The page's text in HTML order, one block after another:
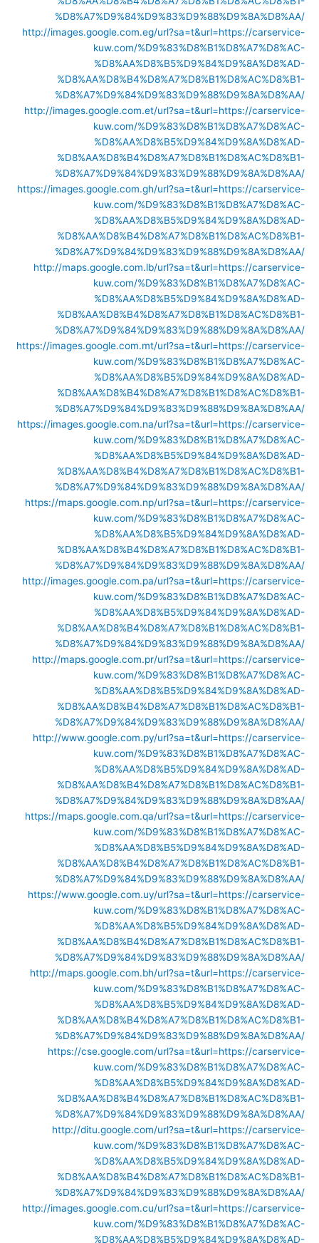
%D8%A7%D9%84%D9%83%D9%88%D9%8A%D8%AA/
http://images.google.com.eg/url?sa=t&url=https://carservice-
kuw.com/%D9%83%D8%B1%D8%A7%D8%AC-
%D8%AA%D8%B5%D9%84%D9%8A%D8%AD-
%D8%AA%D8%B4%D8%A7%D8%B1%D8%AC%D8%B1-
%D8%A7%D9%84%D9%83%D9%88%D9%8A%D8%AA/
http://images.google.com.et/url?sa=t&url=https://carservice-
kuw.com/%D9%83%D8%B1%D8%A7%D8%AC-
%D8%AA%D8%B5%D9%84%D9%8A%D8%AD-
%D8%AA%D8%B4%D8%A7%D8%B1%D8%AC%D8%B1-
%D8%A7%D9%84%D9%83%D9%88%D9%8A%D8%AA/
https://images.google.com.gh/url?sa=t&url=https://carservice-
kuw.com/%D9%83%D8%B1%D8%A7%D8%AC-
%D8%AA%D8%B5%D9%84%D9%8A%D8%AD-
%D8%AA%D8%B4%D8%A7%D8%B1%D8%AC%D8%B1-
%D8%A7%D9%84%D9%83%D9%88%D9%8A%D8%AA/
http://maps.google.com.lb/url?sa=t&url=https://carservice-
kuw.com/%D9%83%D8%B1%D8%A7%D8%AC-
%D8%AA%D8%B5%D9%84%D9%8A%D8%AD-
%D8%AA%D8%B4%D8%A7%D8%B1%D8%AC%D8%B1-
%D8%A7%D9%84%D9%83%D9%88%D9%8A%D8%AA/
https://images.google.com.mt/url?sa=t&url=https://carservice-
kuw.com/%D9%83%D8%B1%D8%A7%D8%AC-
%D8%AA%D8%B5%D9%84%D9%8A%D8%AD-
%D8%AA%D8%B4%D8%A7%D8%B1%D8%AC%D8%B1-
%D8%A7%D9%84%D9%83%D9%88%D9%8A%D8%AA/
https://images.google.com.na/url?sa=t&url=https://carservice-
kuw.com/%D9%83%D8%B1%D8%A7%D8%AC-
%D8%AA%D8%B5%D9%84%D9%8A%D8%AD-
%D8%AA%D8%B4%D8%A7%D8%B1%D8%AC%D8%B1-
%D8%A7%D9%84%D9%83%D9%88%D9%8A%D8%AA/
https://maps.google.com.np/url?sa=t&url=https://carservice-
kuw.com/%D9%83%D8%B1%D8%A7%D8%AC-
%D8%AA%D8%B5%D9%84%D9%8A%D8%AD-
%D8%AA%D8%B4%D8%A7%D8%B1%D8%AC%D8%B1-
%D8%A7%D9%84%D9%83%D9%88%D9%8A%D8%AA/
http://images.google.com.pa/url?sa=t&url=https://carservice-
kuw.com/%D9%83%D8%B1%D8%A7%D8%AC-
%D8%AA%D8%B5%D9%84%D9%8A%D8%AD-
%D8%AA%D8%B4%D8%A7%D8%B1%D8%AC%D8%B1-
%D8%A7%D9%84%D9%83%D9%88%D9%8A%D8%AA/
http://maps.google.com.pr/url?sa=t&url=https://carservice-
kuw.com/%D9%83%D8%B1%D8%A7%D8%AC-
%D8%AA%D8%B5%D9%84%D9%8A%D8%AD-
%D8%AA%D8%B4%D8%A7%D8%B1%D8%AC%D8%B1-
%D8%A7%D9%84%D9%83%D9%88%D9%8A%D8%AA/
http://www.google.com.py/url?sa=t&url=https://carservice-
kuw.com/%D9%83%D8%B1%D8%A7%D8%AC-
%D8%AA%D8%B5%D9%84%D9%8A%D8%AD-
%D8%AA%D8%B4%D8%A7%D8%B1%D8%AC%D8%B1-
%D8%A7%D9%84%D9%83%D9%88%D9%8A%D8%AA/
https://maps.google.com.qa/url?sa=t&url=https://carservice-
kuw.com/%D9%83%D8%B1%D8%A7%D8%AC-
%D8%AA%D8%B5%D9%84%D9%8A%D8%AD-
%D8%AA%D8%B4%D8%A7%D8%B1%D8%AC%D8%B1-
%D8%A7%D9%84%D9%83%D9%88%D9%8A%D8%AA/
https://www.google.com.uy/url?sa=t&url=https://carservice-
kuw.com/%D9%83%D8%B1%D8%A7%D8%AC-
%D8%AA%D8%B5%D9%84%D9%8A%D8%AD-
%D8%AA%D8%B4%D8%A7%D8%B1%D8%AC%D8%B1-
%D8%A7%D9%84%D9%83%D9%88%D9%8A%D8%AA/
http://maps.google.com.bh/url?sa=t&url=https://carservice-
kuw.com/%D9%83%D8%B1%D8%A7%D8%AC-
%D8%AA%D8%B5%D9%84%D9%8A%D8%AD-
%D8%AA%D8%B4%D8%A7%D8%B1%D8%AC%D8%B1-
%D8%A7%D9%84%D9%83%D9%88%D9%8A%D8%AA/
https://cse.google.com/url?sa=t&url=https://carservice-
kuw.com/%D9%83%D8%B1%D8%A7%D8%AC-
%D8%AA%D8%B5%D9%84%D9%8A%D8%AD-
%D8%AA%D8%B4%D8%A7%D8%B1%D8%AC%D8%B1-
%D8%A7%D9%84%D9%83%D9%88%D9%8A%D8%AA/
http://ditu.google.com/url?sa=t&url=https://carservice-
kuw.com/%D9%83%D8%B1%D8%A7%D8%AC-
%D8%AA%D8%B5%D9%84%D9%8A%D8%AD-
%D8%AA%D8%B4%D8%A7%D8%B1%D8%AC%D8%B1-
%D8%A7%D9%84%D9%83%D9%88%D9%8A%D8%AA/
http://images.google.com.cu/url?sa=t&url=https://carservice-
kuw.com/%D9%83%D8%B1%D8%A7%D8%AC-
%D8%AA%D8%B5%D9%84%D9%8A%D8%AD-